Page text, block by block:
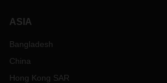
ASIA
Bangladesh
China
Hong Kong SAR